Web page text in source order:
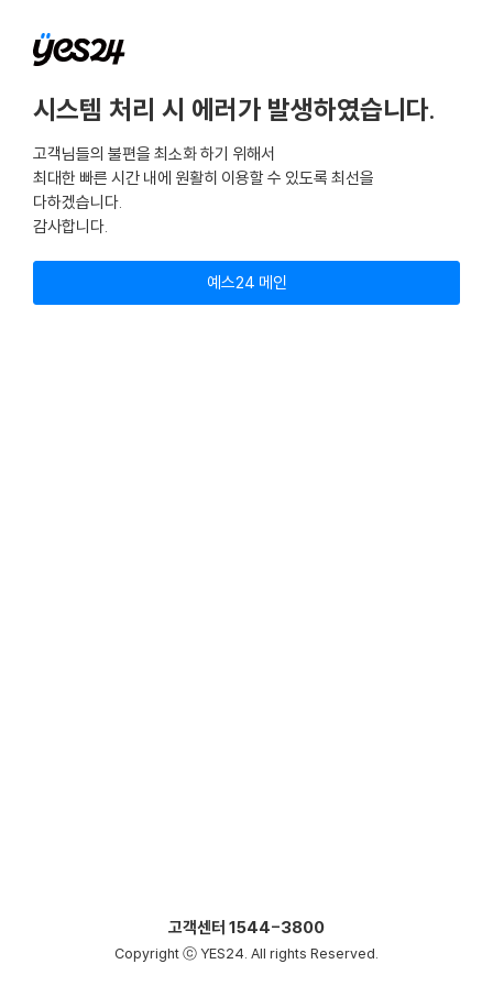
시스템 처리 시 에러가 발생하였습니다.
고객님들의 불편을 최소화 하기 위해서
최대한 빠른 시간 내에 원활히 이용할 수 있도록 최선을
다하겠습니다.
감사합니다.
예스24 메인
고객센터 1544-3800
Copyright ⓒ YES24. All rights Reserved.